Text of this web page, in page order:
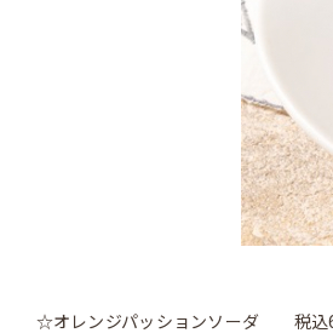
☆オレンジパッションソーダ 税込